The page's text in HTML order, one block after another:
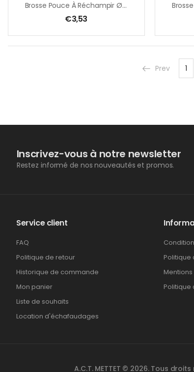
Brosse Pouce À Réchampir Ø 18 Mm, Pure Soie Blanche
€3,53
Prev 1
Inscrivez-vous à notre newsletter
Restez informé de nos nouveautés et promos.
Service client
FAQ
Politique de retour
Historique de commande
Mon panier
Liste de souhaits
Location d'échafaudages
Politique
Mentions
Politique
A.C.T. METTET © 2026. Tous droits